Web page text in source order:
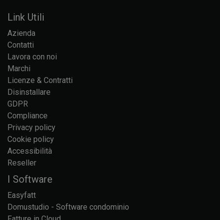
Link Utili
Azienda
Contatti
Lavora con noi
Marchi
Licenze & Contratti
Disinstallare
GDPR
Compliance
Privacy policy
Cookie policy
Accessibilità
Reseller
I Software
Easyfatt
Domustudio - Software condominio